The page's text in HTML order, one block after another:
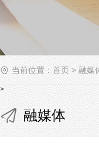
当前位置： 首页 > 融媒
>
融媒体